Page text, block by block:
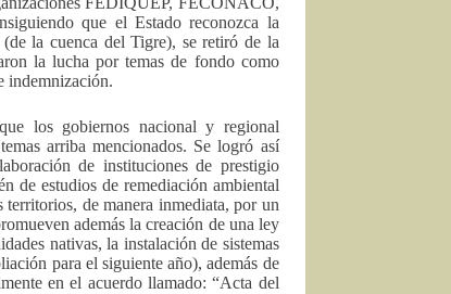
que el Estado reconozca la
la cuenca del Tigre), se retiró de la
la lucha por temas de fondo como
indemnización.
los gobiernos nacional y regional
arriba mencionados. Se logró así
de instituciones de prestigio
de estudios de remediación ambiental
de manera inmediata, por un
además la creación de una ley
nativas, la instalación de sistemas
para el siguiente año), además de
en el acuerdo llamado: “Acta del